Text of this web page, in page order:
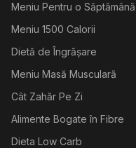
Meniu Pentru o Săptămână
Meniu 1500 Calorii
Dietă de Îngrășare
Meniu Masă Musculară
Cât Zahăr Pe Zi
Alimente Bogate în Fibre
Dieta Low Carb